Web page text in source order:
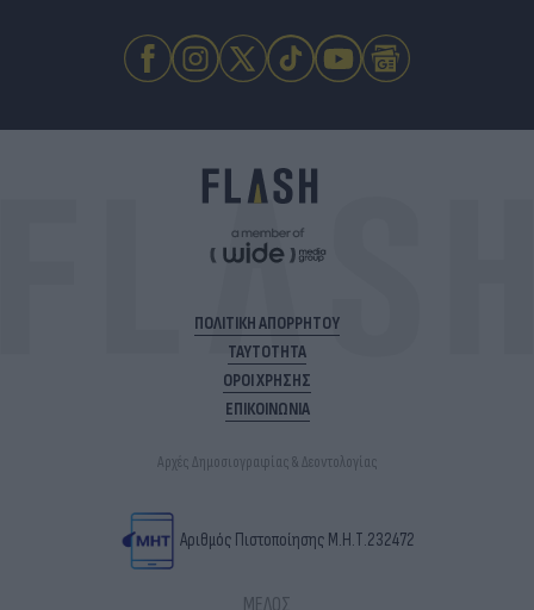
ΠΟΛΙΤΙΚΗ ΑΠΟΡΡΗΤΟΥ
ΤΑΥΤΟΤΗΤΑ
ΟΡΟΙ ΧΡΗΣΗΣ
ΕΠΙΚΟΙΝΩΝΙΑ
Αρχές Δημοσιογραφίας & Δεοντολογίας
Αριθμός Πιστοποίησης Μ.Η.Τ.232472
ΜΕΛΟΣ